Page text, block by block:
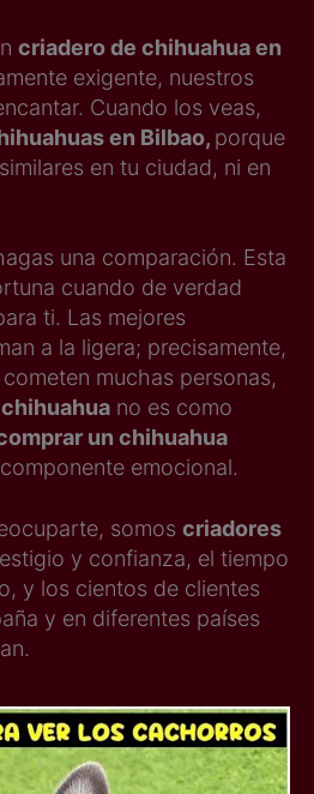
criadero de chihuahua en
exigente, nuestros
Cuando los veas,
en Bilbao, porque
en tu ciudad, ni en
una comparación. Esta
cuando de verdad
ti. Las mejores
a la ligera; precisamente,
muchas personas,
no es como
un chihuahua
emocional.
somos criadores
y confianza, el tiempo
y los cientos de clientes
y en diferentes países